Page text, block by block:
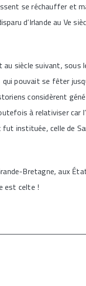
se réchauffer et
d’Irlande au Ve
siècle suivant, sous
pouvait se fêter
considèrent
à relativiser car
instituée, celle de
Bretagne, aux
est celte !